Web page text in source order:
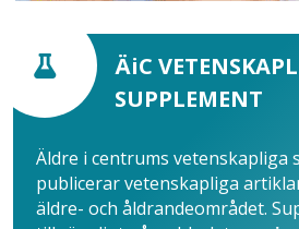
ÄiC
SUPPLEMENT
Äldre i centrums vetenskapliga
publicerar vetenskapliga
äldre- och åldrandeområdet.